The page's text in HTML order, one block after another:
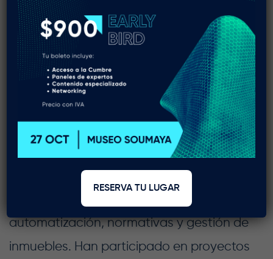
Inscríbete Solicitar información
Conoce a tus instructores
Este programa es impartido por un
equipo multidisciplinario con sólida
experiencia en sostenibilidad,
automatización, normativas y gestión de
inmuebles. Han participado en proyectos
RESERVA TU LUGAR